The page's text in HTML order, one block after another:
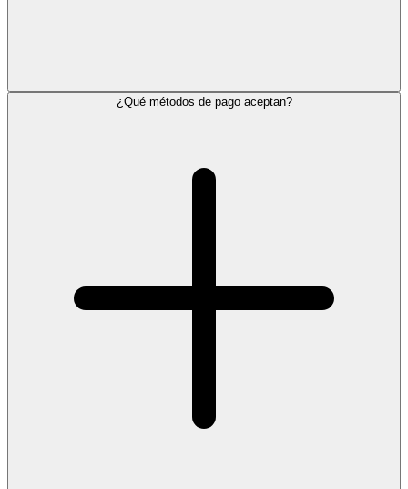
¿Qué métodos de pago aceptan?